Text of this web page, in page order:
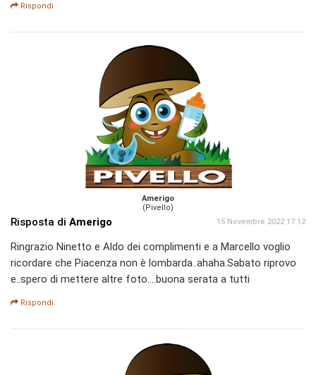
Rispondi
Amerigo
(Pivello)
Risposta di Amerigo 15 Novembre 2022 17:12
Ringrazio Ninetto e Aldo dei complimenti e a Marcello voglio
ricordare che Piacenza non è lombarda..ahaha.Sabato riprovo
e..spero di mettere altre foto....buona serata a tutti
Rispondi